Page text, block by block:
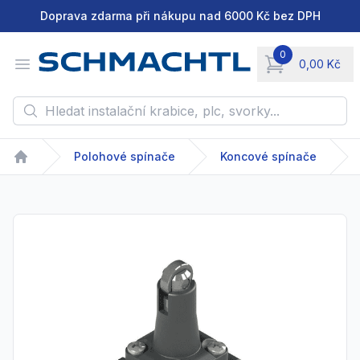
Doprava zdarma při nákupu nad 6000 Kč bez DPH
Open menu
0
0,00 Kč
items in cart,
Hledat instalační krabice, plc, svorky...
Home
Polohové spínače Koncové spínače